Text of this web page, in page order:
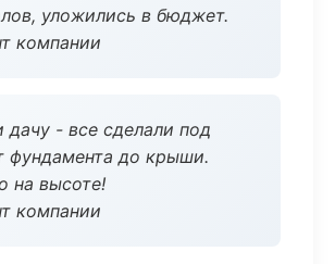
уложились в бюджет.
компании
дачу - все сделали под
фундамента до крыши.
на высоте!
компании